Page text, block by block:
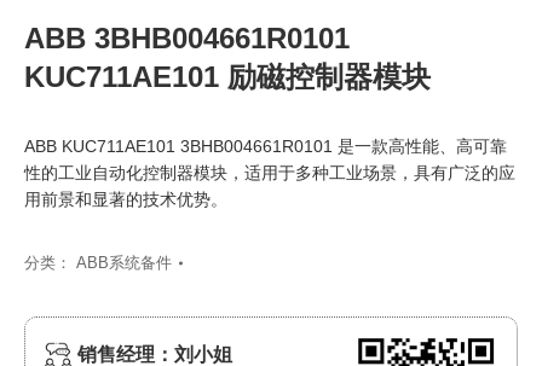
ABB 3BHB004661R0101
KUC711AE101 励磁控制器模块
ABB KUC711AE101 3BHB004661R0101 是一款高性能、高可靠
性的工业自动化控制器模块，适用于多种工业场景，具有广泛的应
用前景和显著的技术优势。
分类： ABB系统备件
销售经理：刘小姐